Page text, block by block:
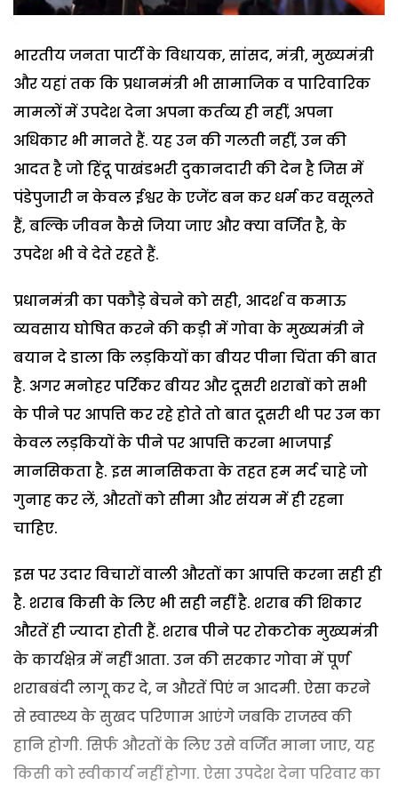
भारतीय जनता पार्टी के विधायक, सांसद, मंत्री, मुख्यमंत्री
और यहां तक कि प्रधानमंत्री भी सामाजिक व पारिवारिक
मामलों में उपदेश देना अपना कर्तव्य ही नहीं, अपना
अधिकार भी मानते हैं. यह उन की गलती नहीं, उन की
आदत है जो हिंदू पाखंडभरी दुकानदारी की देन है जिस में
पंडेपुजारी न केवल ईश्वर के एजेंट बन कर धर्म कर वसूलते
हैं, बल्कि जीवन कैसे जिया जाए और क्या वर्जित है, के
उपदेश भी वे देते रहते हैं.
प्रधानमंत्री का पकौड़े बेचने को सही, आदर्श व कमाऊ
व्यवसाय घोषित करने की कड़ी में गोवा के मुख्यमंत्री ने
बयान दे डाला कि लड़कियों का बीयर पीना चिंता की बात
है. अगर मनोहर पर्रिकर बीयर और दूसरी शराबों को सभी
के पीने पर आपत्ति कर रहे होते तो बात दूसरी थी पर उन का
केवल लड़कियों के पीने पर आपत्ति करना भाजपाई
मानसिकता है. इस मानसिकता के तहत हम मर्द चाहे जो
गुनाह कर लें, औरतों को सीमा और संयम में ही रहना
चाहिए.
इस पर उदार विचारों वाली औरतों का आपत्ति करना सही ही
है. शराब किसी के लिए भी सही नहीं है. शराब की शिकार
औरतें ही ज्यादा होती हैं. शराब पीने पर रोकटोक मुख्यमंत्री
के कार्यक्षेत्र में नहीं आता. उन की सरकार गोवा में पूर्ण
शराबबंदी लागू कर दे, न औरतें पिएं न आदमी. ऐसा करने
से स्वास्थ्य के सुखद परिणाम आएंगे जबकि राजस्व की
हानि होगी. सिर्फ औरतों के लिए उसे वर्जित माना जाए, यह
किसी को स्वीकार्य नहीं होगा. ऐसा उपदेश देना परिवार का